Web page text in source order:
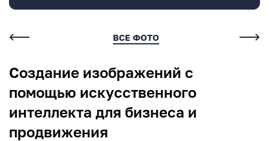
Комментарии ВСЕ ФОТО
Создание изображений с
помощью искусственного
интеллекта для бизнеса и
продвижения